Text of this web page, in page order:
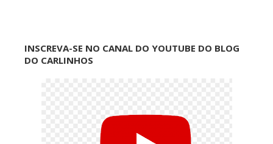
INSCREVA-SE NO CANAL DO YOUTUBE DO BLOG
DO CARLINHOS